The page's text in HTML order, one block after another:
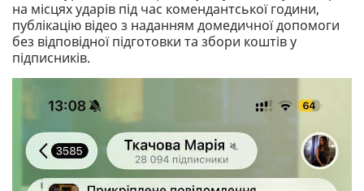
на місцях ударів під час комендантської години,
публікацію відео з наданням домедичної допомоги
без відповідної підготовки та збори коштів у
підписників.